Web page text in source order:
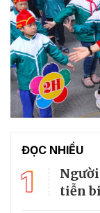
ĐỌC NHIỀU
1
tiễn